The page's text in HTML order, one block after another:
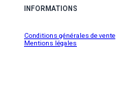
INFORMATIONS
Conditions générales de vente
Mentions légales